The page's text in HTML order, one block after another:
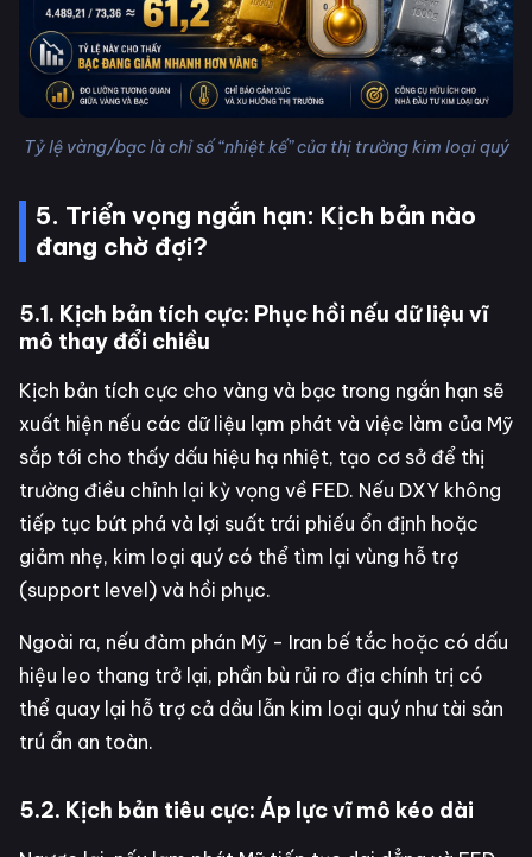
Tỷ lệ vàng/bạc là chỉ số “nhiệt kế” của thị trường kim loại quý
5. Triển vọng ngắn hạn: Kịch bản nào
đang chờ đợi?
5.1. Kịch bản tích cực: Phục hồi nếu dữ liệu vĩ
mô thay đổi chiều
Kịch bản tích cực cho vàng và bạc trong ngắn hạn sẽ
xuất hiện nếu các dữ liệu lạm phát và việc làm của Mỹ
sắp tới cho thấy dấu hiệu hạ nhiệt, tạo cơ sở để thị
trường điều chỉnh lại kỳ vọng về FED. Nếu DXY không
tiếp tục bứt phá và lợi suất trái phiếu ổn định hoặc
giảm nhẹ, kim loại quý có thể tìm lại vùng hỗ trợ
(support level) và hồi phục.
Ngoài ra, nếu đàm phán Mỹ - Iran bế tắc hoặc có dấu
hiệu leo thang trở lại, phần bù rủi ro địa chính trị có
thể quay lại hỗ trợ cả dầu lẫn kim loại quý như tài sản
trú ẩn an toàn.
5.2. Kịch bản tiêu cực: Áp lực vĩ mô kéo dài